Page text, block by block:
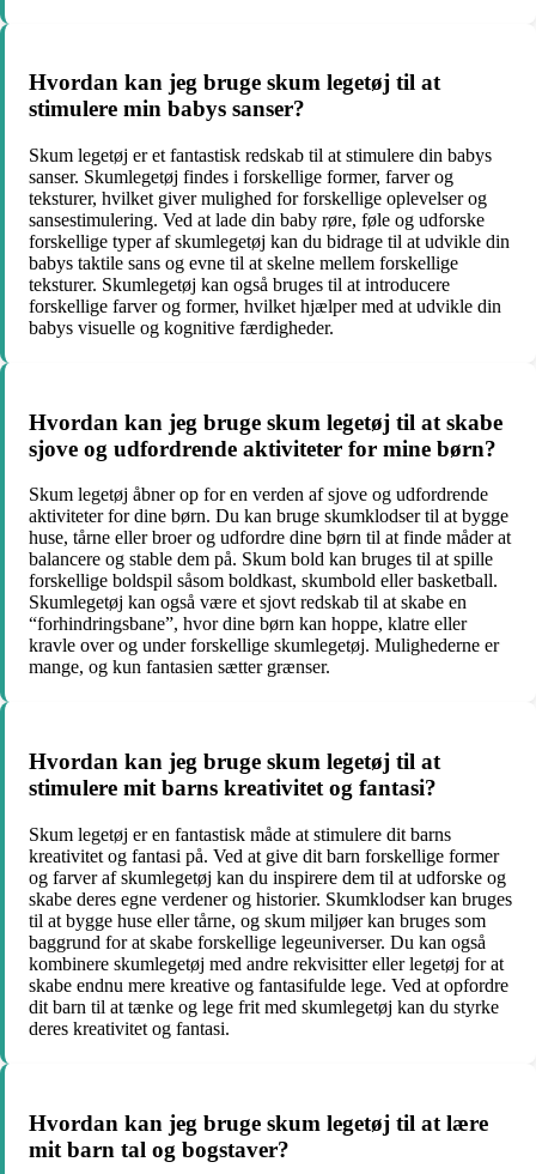
Hvordan kan jeg bruge skum legetøj til at
stimulere min babys sanser?
Skum legetøj er et fantastisk redskab til at stimulere din babys
sanser. Skumlegetøj findes i forskellige former, farver og
teksturer, hvilket giver mulighed for forskellige oplevelser og
sansestimulering. Ved at lade din baby røre, føle og udforske
forskellige typer af skumlegetøj kan du bidrage til at udvikle din
babys taktile sans og evne til at skelne mellem forskellige
teksturer. Skumlegetøj kan også bruges til at introducere
forskellige farver og former, hvilket hjælper med at udvikle din
babys visuelle og kognitive færdigheder.
Hvordan kan jeg bruge skum legetøj til at skabe
sjove og udfordrende aktiviteter for mine børn?
Skum legetøj åbner op for en verden af sjove og udfordrende
aktiviteter for dine børn. Du kan bruge skumklodser til at bygge
huse, tårne eller broer og udfordre dine børn til at finde måder at
balancere og stable dem på. Skum bold kan bruges til at spille
forskellige boldspil såsom boldkast, skumbold eller basketball.
Skumlegetøj kan også være et sjovt redskab til at skabe en
“forhindringsbane”, hvor dine børn kan hoppe, klatre eller
kravle over og under forskellige skumlegetøj. Mulighederne er
mange, og kun fantasien sætter grænser.
Hvordan kan jeg bruge skum legetøj til at
stimulere mit barns kreativitet og fantasi?
Skum legetøj er en fantastisk måde at stimulere dit barns
kreativitet og fantasi på. Ved at give dit barn forskellige former
og farver af skumlegetøj kan du inspirere dem til at udforske og
skabe deres egne verdener og historier. Skumklodser kan bruges
til at bygge huse eller tårne, og skum miljøer kan bruges som
baggrund for at skabe forskellige legeuniverser. Du kan også
kombinere skumlegetøj med andre rekvisitter eller legetøj for at
skabe endnu mere kreative og fantasifulde lege. Ved at opfordre
dit barn til at tænke og lege frit med skumlegetøj kan du styrke
deres kreativitet og fantasi.
Hvordan kan jeg bruge skum legetøj til at lære
mit barn tal og bogstaver?